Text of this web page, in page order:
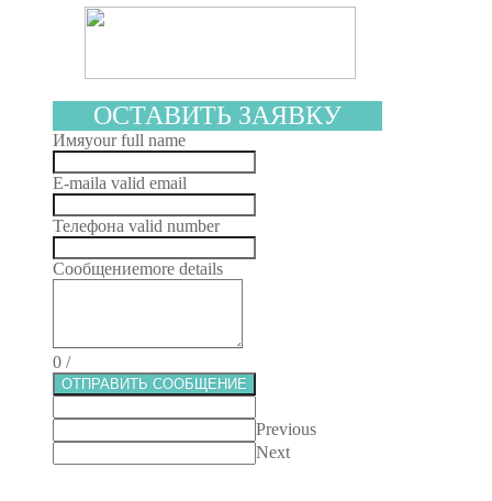
ОСТАВИТЬ ЗАЯВКУ
Имяyour full name
E-maila valid email
Телефонa valid number
Сообщениеmore details
0 /
ОТПРАВИТЬ СООБЩЕНИЕ
Previous
Next